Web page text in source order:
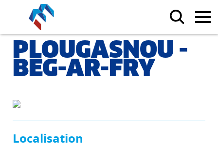
PLOUGASNOU -
BEG-AR-FRY
Localisation